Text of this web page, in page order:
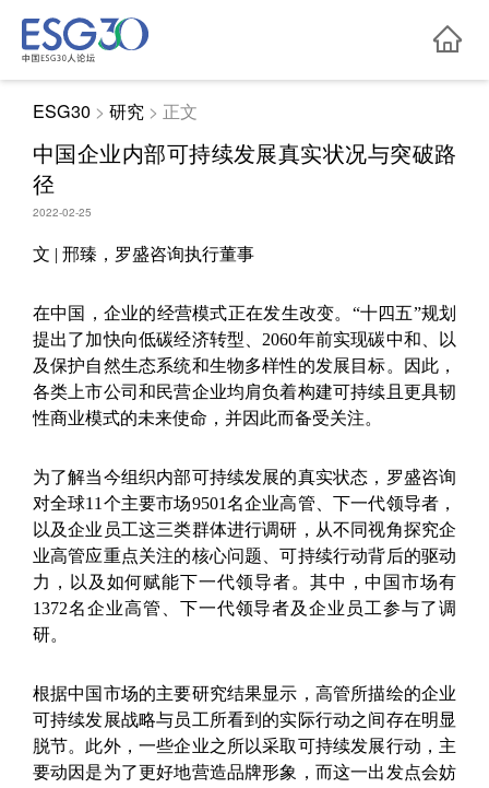

ESG30> 研究> 正文
中国企业内部可持续发展真实状况与突破路
径
2022-02-25
文 | 邢臻，罗盛咨询执行董事
在中国，企业的经营模式正在发生改变。“十四五”规划
提出了加快向低碳经济转型、2060年前实现碳中和、以
及保护自然生态系统和生物多样性的发展目标。因此，
各类上市公司和民营企业均肩负着构建可持续且更具韧
性商业模式的未来使命，并因此而备受关注。
为了解当今组织内部可持续发展的真实状态，罗盛咨询
对全球11个主要市场9501名企业高管、下一代领导者，
以及企业员工这三类群体进行调研，从不同视角探究企
业高管应重点关注的核心问题、可持续行动背后的驱动
力，以及如何赋能下一代领导者。其中，中国市场有
1372名企业高管、下一代领导者及企业员工参与了调
研。
根据中国市场的主要研究结果显示，高管所描绘的企业
可持续发展战略与员工所看到的实际行动之间存在明显
脱节。此外，一些企业之所以采取可持续发展行动，主
要动因是为了更好地营造品牌形象，而这一出发点会妨